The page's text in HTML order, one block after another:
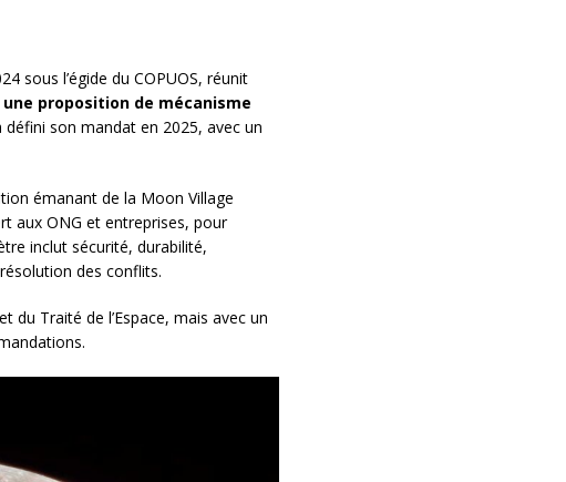
sous l’égide du COPUOS, réunit
une proposition de mécanisme
son mandat en 2025, avec un
émanant de la Moon Village
aux ONG et entreprises, pour
inclut sécurité, durabilité,
des conflits.
du Traité de l’Espace, mais avec un